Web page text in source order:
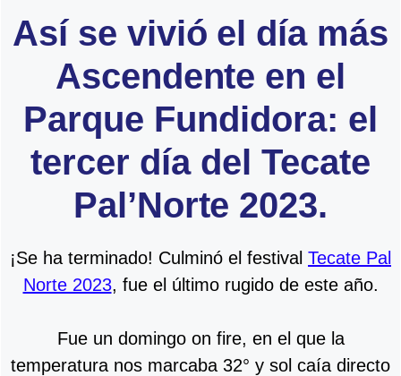
Así se vivió el día más
Ascendente en el
Parque Fundidora: el
tercer día del Tecate
Pal’Norte 2023.
¡Se ha terminado! Culminó el festival Tecate Pal
Norte 2023, fue el último rugido de este año.
Fue un domingo on fire, en el que la
temperatura nos marcaba 32° y sol caía directo